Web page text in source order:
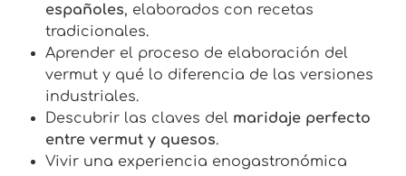
españoles, elaborados con recetas
tradicionales.
Aprender el proceso de elaboración del
vermut y qué lo diferencia de las versiones
industriales.
Descubrir las claves del maridaje perfecto
entre vermut y quesos.
Vivir una experiencia enogastronómica